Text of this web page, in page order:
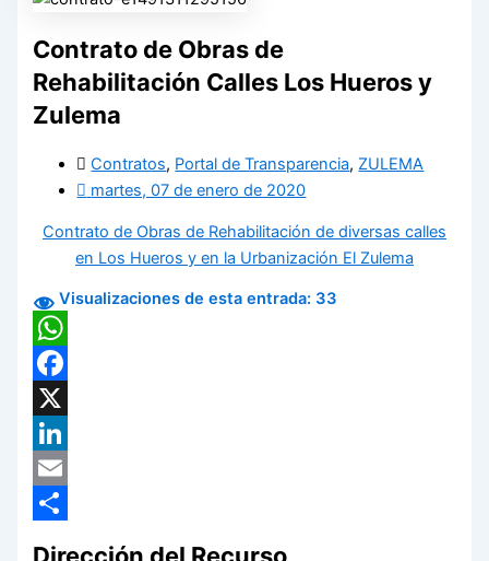
Contrato de Obras de
Rehabilitación Calles Los Hueros y
Zulema
Contratos, Portal de Transparencia, ZULEMA
martes, 07 de enero de 2020
Contrato de Obras de Rehabilitación de diversas calles
en Los Hueros y en la Urbanización El Zulema
Visualizaciones de esta entrada: 33
WhatsApp
Facebook
X
LinkedIn
Email